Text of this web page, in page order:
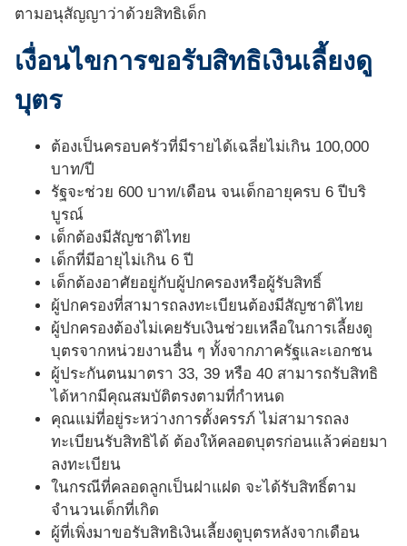
ตามอนุสัญญาว่าด้วยสิทธิเด็ก
เงื่อนไขการขอรับสิทธิเงินเลี้ยงดู
บุตร
ต้องเป็นครอบครัวที่มีรายได้เฉลี่ยไม่เกิน 100,000
บาท/ปี
รัฐจะช่วย 600 บาท/เดือน จนเด็กอายุครบ 6 ปีบริ
บูรณ์
เด็กต้องมีสัญชาติไทย
เด็กที่มีอายุไม่เกิน 6 ปี
เด็กต้องอาศัยอยู่กับผู้ปกครองหรือผู้รับสิทธิ์
ผู้ปกครองที่สามารถลงทะเบียนต้องมีสัญชาติไทย
ผู้ปกครองต้องไม่เคยรับเงินช่วยเหลือในการเลี้ยงดู
บุตรจากหน่วยงานอื่น ๆ ทั้งจากภาครัฐและเอกชน
ผู้ประกันตนมาตรา 33, 39 หรือ 40 สามารถรับสิทธิ
ได้หากมีคุณสมบัติตรงตามที่กำหนด
คุณแม่ที่อยู่ระหว่างการตั้งครรภ์ ไม่สามารถลง
ทะเบียนรับสิทธิได้ ต้องให้คลอดบุตรก่อนแล้วค่อยมา
ลงทะเบียน
ในกรณีที่คลอดลูกเป็นฝาแฝด จะได้รับสิทธิ์ตาม
จำนวนเด็กที่เกิด
ผู้ที่เพิ่งมาขอรับสิทธิเงินเลี้ยงดูบุตรหลังจากเดือน